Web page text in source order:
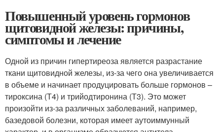
Повышенный уровень гормонов
щитовидной железы: причины,
симптомы и лечение
Одной из причин гипертиреоза является разрастание
ткани щитовидной железы, из-за чего она увеличивается
в объеме и начинает продуцировать больше гормонов –
тироксина (Т4) и трийодтиронина (Т3). Это может
произойти из-за различных заболеваний, например,
базедовой болезни, которая имеет аутоиммунный